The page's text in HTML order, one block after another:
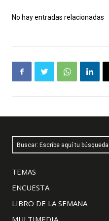
No hay entradas relacionadas
Buscar: Escribe aquí tu búsqueda
TEMAS
ENCUESTA
LIBRO DE LA SEMANA